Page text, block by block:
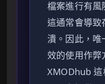
檔案進行有風
這通常會導致
潰。因此，唯
效的使用作弊
XMODhub